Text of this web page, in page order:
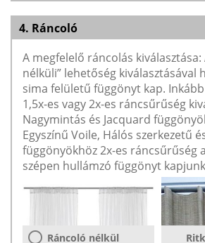
4. Ráncoló
A megfelelő ráncolás kiválasztása:
nélküli” lehetőség kiválasztásával
sima felületű függönyt kap.
1,5x-es vagy 2x-es ráncsűrűség
Nagymintás és Jacquard
Egyszínű Voile, Hálós szerkezetű
függönyökhöz 2x-es ráncsűrűség
szépen hullámzó függönyt
Ráncoló nélkül